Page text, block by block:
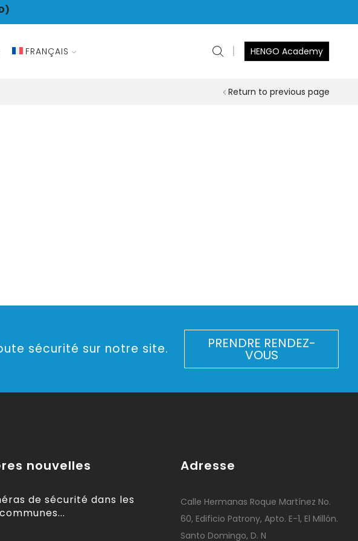
FRANÇAIS HENGO Academy
Return to previous page
sécurité sur notre site. PRENDRE RENDEZ-
VOUS
nouvelles
de sécurité dans les
Adresse
Calle Hermanas Roque Martínez No.
60, Edificio Patrony, Apto. E-1, El Millón.
Santo Domingo, D. N